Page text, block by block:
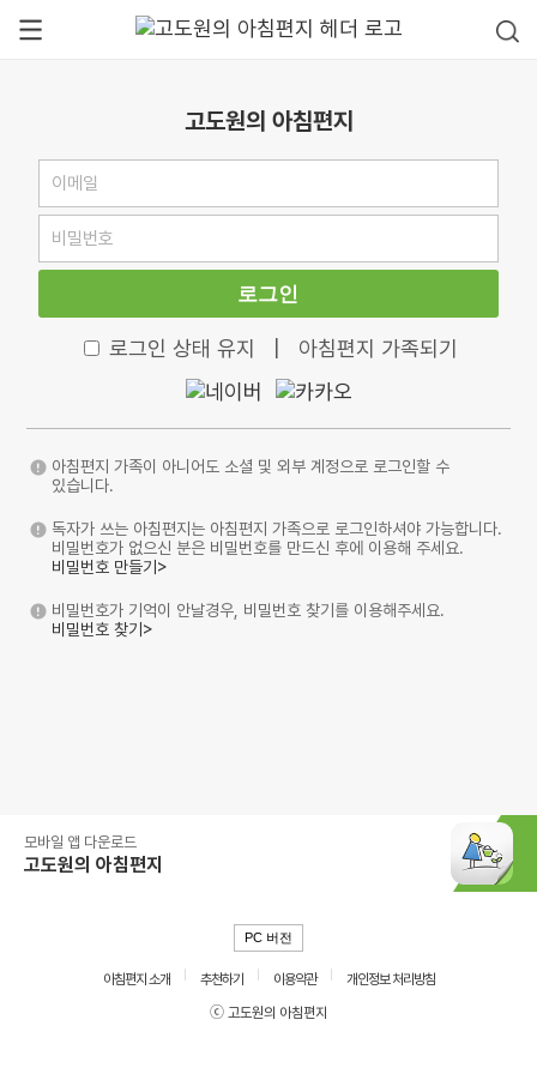
고도원의 아침편지
로그인
로그인 상태 유지 아침편지 가족되기
아침편지 가족이 아니어도 소셜 및 외부 계정으로 로그인할 수
있습니다.
독자가 쓰는 아침편지는 아침편지 가족으로 로그인하셔야 가능합니다.
비밀번호가 없으신 분은 비밀번호를 만드신 후에 이용해 주세요.
비밀번호 만들기>
비밀번호가 기억이 안날경우, 비밀번호 찾기를 이용해주세요.
비밀번호 찾기>
모바일 앱 다운로드
고도원의 아침편지
PC 버전
아침편지 소개 추천하기 이용약관
개인정보 처리방침
ⓒ 고도원의 아침편지